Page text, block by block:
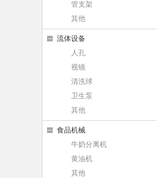
管支架
其他
流体设备
人孔
视镜
清洗球
卫生泵
其他
食品机械
牛奶分离机
黄油机
其他